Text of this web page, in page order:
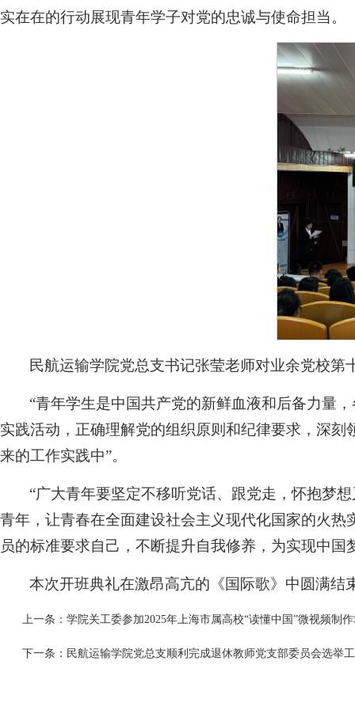
实在在的行动展现青年学子对党的忠诚与使命担当。
民航运输学院党总支书记张莹老师对业余党校
“青年学生是中国共产党的新鲜血液和后备力量
实践活动，正确理解党的组织原则和纪律要求，深
来的工作实践中”。
“广大青年要坚定不移听党话、跟党走，怀抱梦
青年，让青春在全面建设社会主义现代化国家的火
员的标准要求自己，不断提升自我修养，为实现中国
本次开班典礼在激昂高亢的《国际歌》中圆满结
上一条： 学院关工委参加2025年上海市属高校“读懂中国”微视频制
下一条： 民航运输学院党总支顺利完成退休教师党支部委员会选举